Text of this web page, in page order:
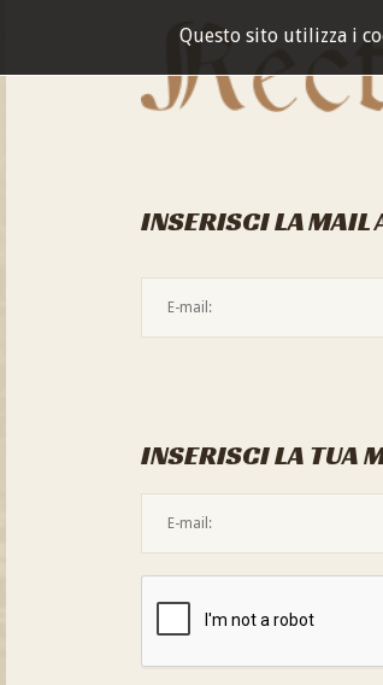
Questo sito utilizza i
INSERISCI LA MAIL
INSERISCI LA TUA